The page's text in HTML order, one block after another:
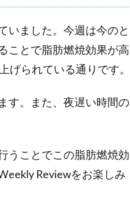
いました。今週は今のと
ことで脂肪燃焼効果が高
げられている通りです。
す。また、夜遅い時間の
うことでこの脂肪燃焼効
Reviewをお楽しみ